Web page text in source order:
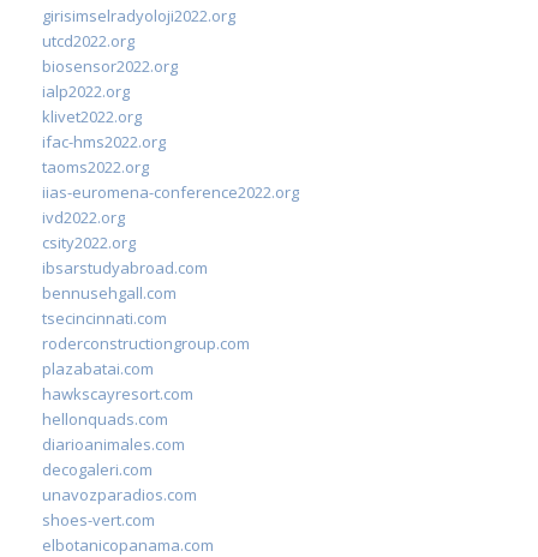
girisimselradyoloji2022.org
utcd2022.org
biosensor2022.org
ialp2022.org
klivet2022.org
ifac-hms2022.org
taoms2022.org
iias-euromena-conference2022.org
ivd2022.org
csity2022.org
ibsarstudyabroad.com
bennusehgall.com
tsecincinnati.com
roderconstructiongroup.com
plazabatai.com
hawkscayresort.com
hellonquads.com
diarioanimales.com
decogaleri.com
unavozparadios.com
shoes-vert.com
elbotanicopanama.com